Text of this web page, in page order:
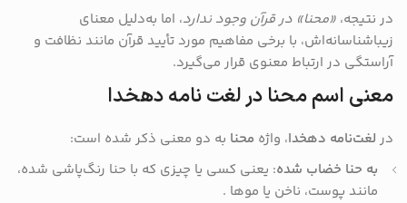
در نتیجه، «محنا» در قرآن وجود ندارد، اما به‌دلیل معنای
زیباشناسانه‌اش، با برخی مفاهیم مورد تأیید قرآن مانند نظافت و
آراستگی در ارتباط معنوی قرار می‌گیرد.
معنی اسم محنا در لغت نامه دهخدا
در لغت‌نامه دهخدا، واژه محنا به دو معنی ذکر شده است:
به حنا خضاب‌ شده: یعنی کسی یا چیزی که با حنا رنگ‌پاشی شده،
مانند پوست، ناخن یا موها .